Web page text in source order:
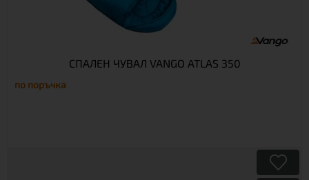
СПАЛЕН ЧУВАЛ VANGO ATLAS 350
по поръчка